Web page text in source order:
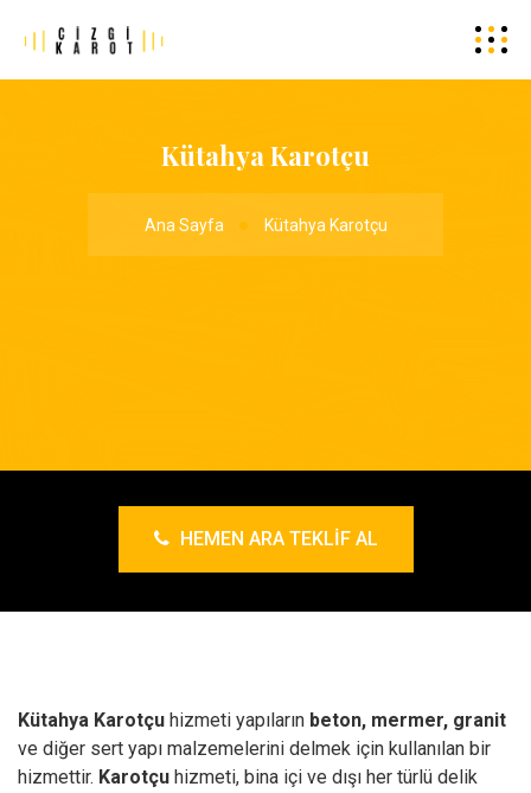
Kütahya Karotçu
Ana Sayfa Kütahya Karotçu
HEMEN ARA TEKLIF AL
Kütahya Karotçu hizmeti yapıların beton, mermer, granit
ve diğer sert yapı malzemelerini delmek için kullanılan bir
hizmettir. Karotçu hizmeti, bina içi ve dışı her türlü delik